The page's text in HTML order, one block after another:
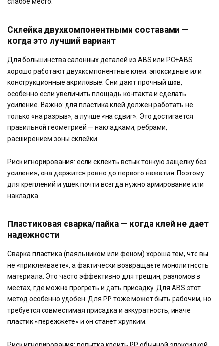
Склейка двухкомпонентными составами —
когда это лучший вариант
Для большинства салонных деталей из ABS или PC+ABS
хорошо работают двухкомпонентные клеи: эпоксидные или
конструкционные акриловые. Они дают прочный шов,
особенно если увеличить площадь контакта и сделать
усиление. Важно: для пластика клей должен работать не
только «на разрыв», а лучше «на сдвиг». Это достигается
правильной геометрией — накладками, ребрами,
расширением зоны склейки.
Риск игнорирования: если склеить встык тонкую защелку без
усиления, она держится ровно до первого нажатия. Поэтому
для креплений и ушек почти всегда нужно армирование или
накладка.
Пластиковая сварка/пайка — когда клей не дает
надежности
Сварка пластика (паяльником или феном) хороша тем, что вы
не «приклеиваете», а фактически возвращаете монолитность
материала. Это часто эффективно для трещин, разломов в
местах, где можно прогреть и дать присадку. Для ABS этот
метод особенно удобен. Для PP тоже может быть рабочим, но
требуется совместимая присадка и аккуратность, иначе
пластик «пережжете» и он станет хрупким.